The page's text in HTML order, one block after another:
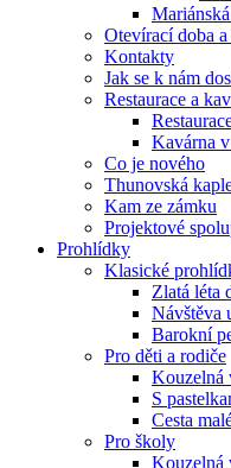
Otevírací doba
Kontakty
Jak se k nám
Restaurace a
Kavárna
Co je nového
Thunovská
Kam ze zámku
Projektové
Prohlídky
Klasické
Zlatá léta
Návštěva
Barokní
Pro děti a rodiče
Kouzelná
S
Cesta
Pro školy
Kouzelná